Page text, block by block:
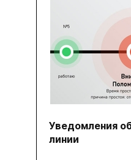
Уведомления
линии